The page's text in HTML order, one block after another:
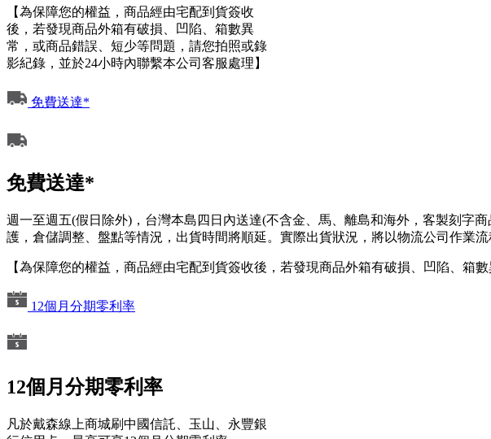
【為保障您的權益，商品經由宅配到貨簽收
後，若發現商品外箱有破損、凹陷、箱數異
常，或商品錯誤、短少等問題，請您拍照或錄
影紀錄，並於24小時內聯繫本公司客服處理】
免費送達*
免費送達*
週一至週五(假日除外)，台灣本島四日內送達(不含金、馬、離島和海外，客製刻字
護，倉儲調整、盤點等情況，出貨時間將順延。實際出貨狀況，將以物流公司作業
【為保障您的權益，商品經由宅配到貨簽收後，若發現商品外箱有破損、凹陷、箱
12個月分期零利率
12個月分期零利率
凡於戴森線上商城刷中國信託、玉山、永豐銀